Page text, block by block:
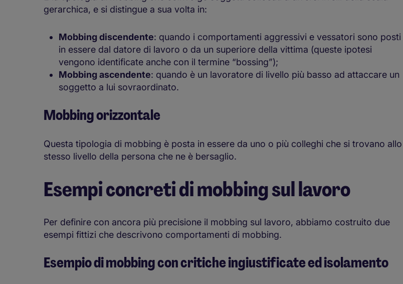
gerarchica, e si distingue a sua volta in:
Mobbing discendente: quando i comportamenti aggressivi e vessatori sono posti
in essere dal datore di lavoro o da un superiore della vittima (queste ipotesi
vengono identificate anche con il termine “bossing”);
Mobbing ascendente: quando è un lavoratore di livello più basso ad attaccare un
soggetto a lui sovraordinato.
Mobbing orizzontale
Questa tipologia di mobbing è posta in essere da uno o più colleghi che si trovano allo
stesso livello della persona che ne è bersaglio.
Esempi concreti di mobbing sul lavoro
Per definire con ancora più precisione il mobbing sul lavoro, abbiamo costruito due
esempi fittizi che descrivono comportamenti di mobbing.
Esempio di mobbing con critiche ingiustificate ed isolamento